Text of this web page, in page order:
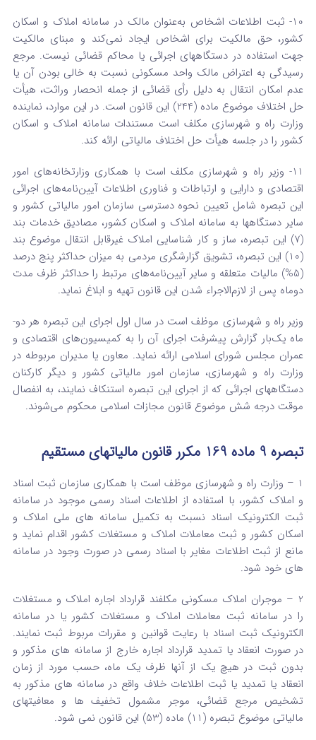
10- ثبت اطلاعات اشخاص به‌عنوان مالک در سامانه املاک و اسکان
کشور، حق مالکیت برای اشخاص ایجاد نمی‌کند و مبنای مالکیت
جهت استفاده در دستگاههای اجرائی یا محاکم قضائی نیست. مرجع
رسیدگی به اعتراض مالک واحد مسکونی نسبت به خالی بودن آن یا
عدم امکان انتقال به دلیل رأی قضائی از جمله انحصار وراثت، هیأت
حل اختلاف موضوع ماده (244) این قانون است. در این موارد، نماینده
وزارت راه و شهرسازی مکلف است مستندات سامانه املاک و اسکان
کشور را در جلسه هیأت حل اختلاف مالیاتی ارائه کند.
11- وزیر راه و شهرسازی مکلف است با همکاری وزارتخانه‌های امور
اقتصادی و دارایی و ارتباطات و فناوری اطلاعات آیین‌نامه‌های اجرائی
این تبصره شامل تعیین نحوه دسترسی سازمان امور مالیاتی کشور و
سایر دستگاهها به سامانه املاک و اسکان کشور، مصادیق خدمات بند
(7) این تبصره، ساز و کار شناسایی املاک غیرقابل انتقال موضوع بند
(10) این تبصره، تشویق گزارشگری مردمی به میزان حداکثر پنج درصد
(5%) مالیات متعلقه و سایر آیین‌نامه‌های مرتبط را حداکثر ظرف مدت
دوماه پس از لازم‌الاجراء شدن این قانون تهیه و ابلاغ نماید.
وزیر راه و شهرسازی موظف است در سال اول اجرای این تبصره هر دو­
ماه یک‌بار گزارش پیشرفت اجرای آن را به کمیسیون‌های اقتصادی و
عمران مجلس شورای اسلامی ارائه نماید. معاون یا مدیران مربوطه در
وزارت راه و شهرسازی، سازمان امور مالیاتی کشور و دیگر کارکنان
دستگاههای اجرائی که از اجرای این تبصره استنکاف نمایند، به انفصال
موقت درجه شش موضوع قانون مجازات اسلامی محکوم می‌شوند.
تبصره 9 ماده 169 مکرر قانون مالیاتهای مستقیم
1 – وزارت راه و شهرسازی موظف است با همکاری سازمان ثبت اسناد
و املاک کشور، با استفاده از اطلاعات اسناد رسمی موجود در سامانه
ثبت الکترونیک اسناد نسبت به تکمیل سامانه های ملی املاک و
اسکان کشور و ثبت معاملات املاک و مستغلات کشور اقدام نماید و
مانع از ثبت اطلاعات مغایر با اسناد رسمی در صورت وجود در سامانه
های خود شود.
2 – موجران املاک مسکونی مکلفند قرارداد اجاره املاک و مستغلات
را در سامانه ثبت معاملات املاک و مستغلات کشور یا در سامانه
الکترونیک ثبت اسناد با رعایت قوانین و مقررات مربوط ثبت نمایند.
در صورت انعقاد یا تمدید قرارداد اجاره خارج از سامانه های مذکور و
بدون ثبت در هیچ یک از آنها ظرف یک ماه، حسب مورد از زمان
انعقاد یا تمدید یا ثبت اطلاعات خلاف واقع در سامانه های مذکور به
تشخیص مرجع قضائی، موجر مشمول تخفیف ها و معافیتهای
مالیاتی موضوع تبصره (11) ماده (53) این قانون نمی شود.